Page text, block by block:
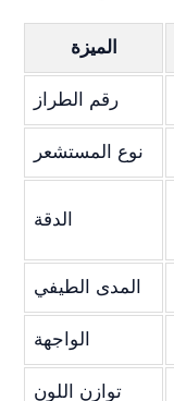
الميزة
رقم الطراز
نوع المستشعر
الدقة
المدى الطيفي
الواجهة
توازن اللون